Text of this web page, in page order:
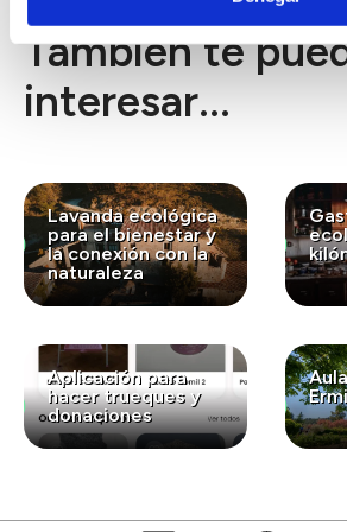
También te
interesar...
Lavanda ecológica
para el bienestar y
la conexión con la
naturaleza
Aplicación para
hacer trueques y
donaciones